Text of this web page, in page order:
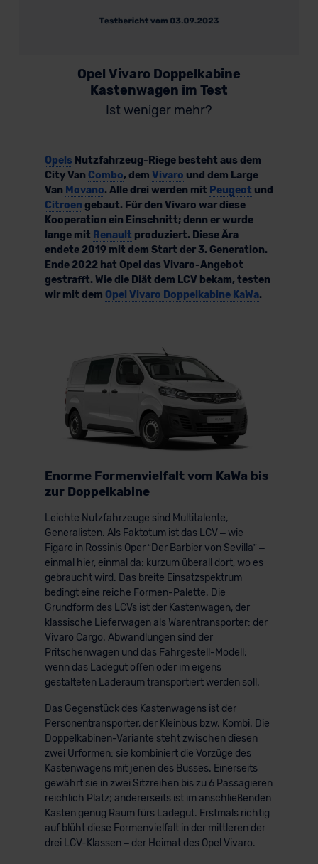
Opel Vivaro Doppelkabine
Kastenwagen im Test
Ist weniger mehr?
Opels Nutzfahrzeug-Riege besteht aus dem
City Van Combo, dem Vivaro und dem Large
Van Movano. Alle drei werden mit Peugeot und
Citroen gebaut. Für den Vivaro war diese
Kooperation ein Einschnitt; denn er wurde
lange mit Renault produziert. Diese Ära
endete 2019 mit dem Start der 3. Generation.
Ende 2022 hat Opel das Vivaro-Angebot
gestrafft. Wie die Diät dem LCV bekam, testen
wir mit dem Opel Vivaro Doppelkabine KaWa.
Enorme Formenvielfalt vom KaWa bis
zur Doppelkabine
Leichte Nutzfahrzeuge sind Multitalente,
Generalisten. Als Faktotum ist das LCV – wie
Figaro in Rossinis Oper “Der Barbier von Sevilla” –
einmal hier, einmal da: kurzum überall dort, wo es
gebraucht wird. Das breite Einsatzspektrum
bedingt eine reiche Formen-Palette. Die
Grundform des LCVs ist der Kastenwagen, der
klassische Lieferwagen als Warentransporter: der
Vivaro Cargo. Abwandlungen sind der
Pritschenwagen und das Fahrgestell-Modell;
wenn das Ladegut offen oder im eigens
gestalteten Laderaum transportiert werden soll.
Das Gegenstück des Kastenwagens ist der
Personentransporter, der Kleinbus bzw. Kombi. Die
Doppelkabinen-Variante steht zwischen diesen
zwei Urformen: sie kombiniert die Vorzüge des
Kastenwagens mit jenen des Busses. Einerseits
gewährt sie in zwei Sitzreihen bis zu 6 Passagieren
reichlich Platz; andererseits ist im anschließenden
Kasten genug Raum fürs Ladegut. Erstmals richtig
auf blüht diese Formenvielfalt in der mittleren der
drei LCV-Klassen – der Heimat des Opel Vivaro.